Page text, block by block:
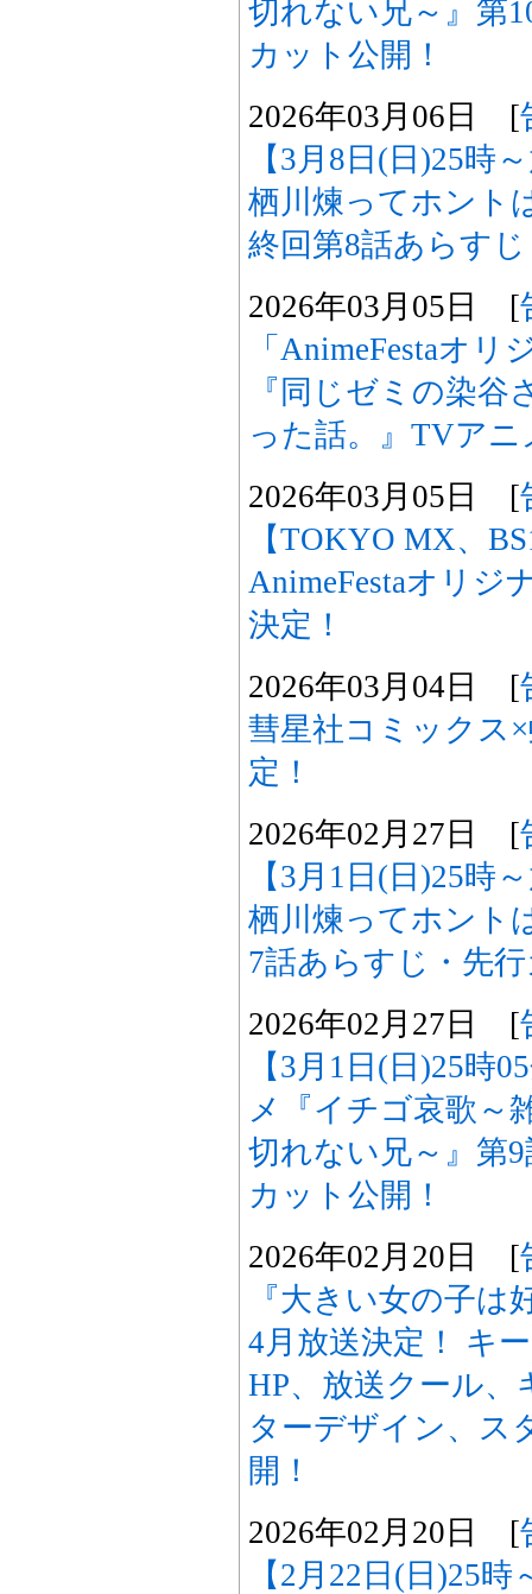
切れない兄～』第
カット公開！
2026年03月06日 [
【3月8日(日)25時
栖川煉ってホント
終回第8話あらす
2026年03月05日 [
「AnimeFestaオ
『同じゼミの染
った話。』TVアニ
2026年03月05日 [
【TOKYO MX、
AnimeFestaオリジ
決定！
2026年03月04日 [
彗星社コミックス
定！
2026年02月27日 [
【3月1日(日)25時
栖川煉ってホント
7話あらすじ・先
2026年02月27日 [
【3月1日(日)25時
メ『イチゴ哀歌～
切れない兄～』第
カット公開！
2026年02月20日 [
『大きい女の子は
4月放送決定！ キ
HP、放送クール
ターデザイン、ス
開！
2026年02月20日 [
【2月22日(日)25